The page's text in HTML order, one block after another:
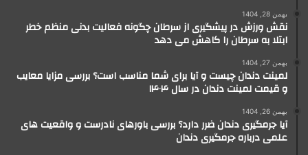
بهمن 28, 1404
نقش ورزش در پیشگیری از سرطان چگونه فعالیت بدنی منظم خطر
ابتلا به سرطان را کاهش می دهد
بهمن 27, 1404
لمینت دندان چیست و آیا برای شما مناسب است؟ بررسی مزایا معایب
و قیمت لمینت دندان در سال ۱۴۰۴
بهمن 26, 1404
آیا جرمگیری دندان ضرر دارد؟ بررسی باورهای نادرست و واقعیت های
علمی درباره جرمگیری دندان